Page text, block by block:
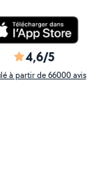
4,6/5
à partir de 66000 avis